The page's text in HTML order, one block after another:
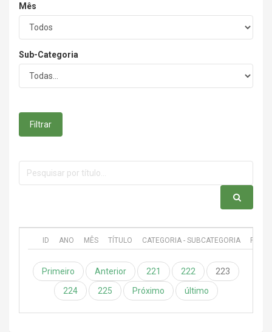
Mês
Sub-Categoria
Filtrar
ID ANO MÊS TÍTULO CATEGORIA - SUBCATEGORIA
Primeiro Anterior 221 222
223
224
225 Próximo último